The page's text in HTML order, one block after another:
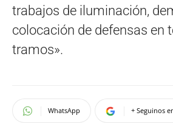
trabajos de iluminación,
colocación de defensas en
tramos».
WhatsApp + Seguinos